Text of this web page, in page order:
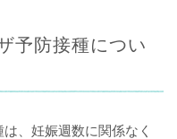
予防接種につい
、妊娠週数に関係なく